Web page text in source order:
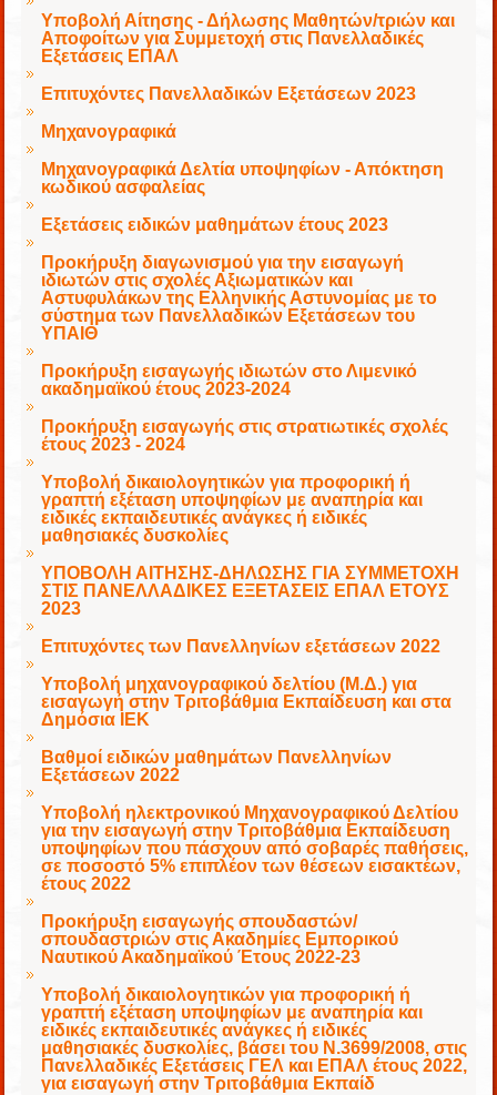
Υποβολή Αίτησης - Δήλωσης Μαθητών/τριών και
Αποφοίτων για Συμμετοχή στις Πανελλαδικές
Εξετάσεις ΕΠΑΛ
Επιτυχόντες Πανελλαδικών Εξετάσεων 2023
Μηχανογραφικά
Μηχανογραφικά Δελτία υποψηφίων - Απόκτηση
κωδικού ασφαλείας
Εξετάσεις ειδικών μαθημάτων έτους 2023
Προκήρυξη διαγωνισμού για την εισαγωγή
ιδιωτών στις σχολές Αξιωματικών και
Αστυφυλάκων της Ελληνικής Αστυνομίας με το
σύστημα των Πανελλαδικών Εξετάσεων του
ΥΠΑΙΘ
Προκήρυξη εισαγωγής ιδιωτών στο Λιμενικό
ακαδημαϊκού έτους 2023-2024
Προκήρυξη εισαγωγής στις στρατιωτικές σχολές
έτους 2023 - 2024
Υποβολή δικαιολογητικών για προφορική ή
γραπτή εξέταση υποψηφίων με αναπηρία και
ειδικές εκπαιδευτικές ανάγκες ή ειδικές
μαθησιακές δυσκολίες
ΥΠΟΒΟΛΗ ΑΙΤΗΣΗΣ-ΔΗΛΩΣΗΣ ΓΙΑ ΣΥΜΜΕΤΟΧΗ
ΣΤΙΣ ΠΑΝΕΛΛΑΔΙΚΕΣ ΕΞΕΤΑΣΕΙΣ ΕΠΑΛ ΕΤΟΥΣ
2023
Επιτυχόντες των Πανελληνίων εξετάσεων 2022
Υποβολή μηχανογραφικού δελτίου (Μ.Δ.) για
εισαγωγή στην Τριτοβάθμια Εκπαίδευση και στα
Δημόσια ΙΕΚ
Βαθμοί ειδικών μαθημάτων Πανελληνίων
Εξετάσεων 2022
Υποβολή ηλεκτρονικού Μηχανογραφικού Δελτίου
για την εισαγωγή στην Τριτοβάθμια Εκπαίδευση
υποψηφίων που πάσχουν από σοβαρές παθήσεις,
σε ποσοστό 5% επιπλέον των θέσεων εισακτέων,
έτους 2022
Προκήρυξη εισαγωγής σπουδαστών/
σπουδαστριών στις Ακαδημίες Εμπορικού
Ναυτικού Ακαδημαϊκού Έτους 2022-23
Υποβολή δικαιολογητικών για προφορική ή
γραπτή εξέταση υποψηφίων με αναπηρία και
ειδικές εκπαιδευτικές ανάγκες ή ειδικές
μαθησιακές δυσκολίες, βάσει του Ν.3699/2008, στις
Πανελλαδικές Εξετάσεις ΓΕΛ και ΕΠΑΛ έτους 2022,
για εισαγωγή στην Τριτοβάθμια Εκπαίδ